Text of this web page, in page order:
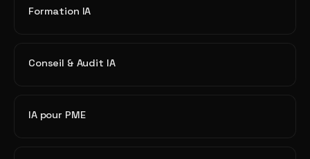
Formation IA
Conseil & Audit IA
IA pour PME